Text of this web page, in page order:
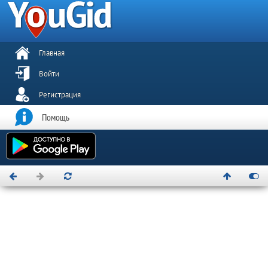
Главная
Войти
Регистрация
Помощь